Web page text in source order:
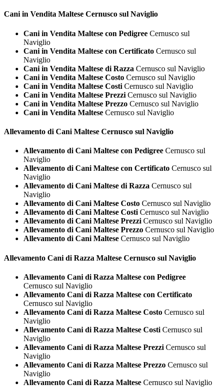
Cani in Vendita Maltese Cernusco sul Naviglio
Cani in Vendita Maltese con Pedigree Cernusco sul
Naviglio
Cani in Vendita Maltese con Certificato Cernusco sul
Naviglio
Cani in Vendita Maltese di Razza Cernusco sul Naviglio
Cani in Vendita Maltese Costo Cernusco sul Naviglio
Cani in Vendita Maltese Costi Cernusco sul Naviglio
Cani in Vendita Maltese Prezzi Cernusco sul Naviglio
Cani in Vendita Maltese Prezzo Cernusco sul Naviglio
Cani in Vendita Maltese Cernusco sul Naviglio
Allevamento di Cani Maltese Cernusco sul Naviglio
Allevamento di Cani Maltese con Pedigree Cernusco sul
Naviglio
Allevamento di Cani Maltese con Certificato Cernusco sul
Naviglio
Allevamento di Cani Maltese di Razza Cernusco sul
Naviglio
Allevamento di Cani Maltese Costo Cernusco sul Naviglio
Allevamento di Cani Maltese Costi Cernusco sul Naviglio
Allevamento di Cani Maltese Prezzi Cernusco sul Naviglio
Allevamento di Cani Maltese Prezzo Cernusco sul Naviglio
Allevamento di Cani Maltese Cernusco sul Naviglio
Allevamento Cani di Razza Maltese Cernusco sul Naviglio
Allevamento Cani di Razza Maltese con Pedigree
Cernusco sul Naviglio
Allevamento Cani di Razza Maltese con Certificato
Cernusco sul Naviglio
Allevamento Cani di Razza Maltese Costo Cernusco sul
Naviglio
Allevamento Cani di Razza Maltese Costi Cernusco sul
Naviglio
Allevamento Cani di Razza Maltese Prezzi Cernusco sul
Naviglio
Allevamento Cani di Razza Maltese Prezzo Cernusco sul
Naviglio
Allevamento Cani di Razza Maltese Cernusco sul Naviglio